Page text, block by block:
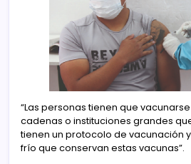
“Las personas tienen que
cadenas o instituciones grandes
tienen un protocolo de vacunación
frío que conservan estas vacunas”.